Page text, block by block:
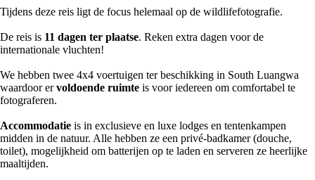
Tijdens deze reis ligt de focus helemaal op de wildlifefotografie.
De reis is 11 dagen ter plaatse. Reken extra dagen voor de
internationale vluchten!
We hebben twee 4x4 voertuigen ter beschikking in South Luangwa
waardoor ervoldoende ruimte is voor iedereen om comfortabel te
fotograferen.
Accommodatie is in exclusieve en luxe lodges en tentenkampen
midden in de natuur. Alle hebben ze een privé-badkamer (douche,
toilet), mogelijkheid om batterijen op te laden en serveren ze heerlijke
maaltijden.